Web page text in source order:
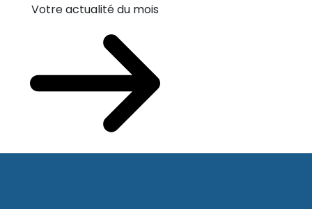
Votre actualité du mois